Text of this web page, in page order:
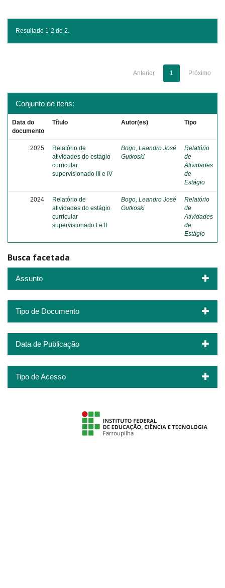
Resultado 1-2 de 2.
Anterior 1 Próximo
Conjunto de itens:
Data do
documento
Título Autor(es) Tipo
2025
Relatório de
atividades do estágio
curricular
supervisionado III e IV
Bogo, Leandro José
Gutkoski
Relatório
de
Atividades
de
Estágio
2024
Relatório de
atividades do estágio
curricular
supervisionado I e II
Bogo, Leandro José
Gutkoski
Relatório
de
Atividades
de
Estágio
Busca facetada
Assunto
Tipo de Documento
Data de Publicação
Tipo de Acesso